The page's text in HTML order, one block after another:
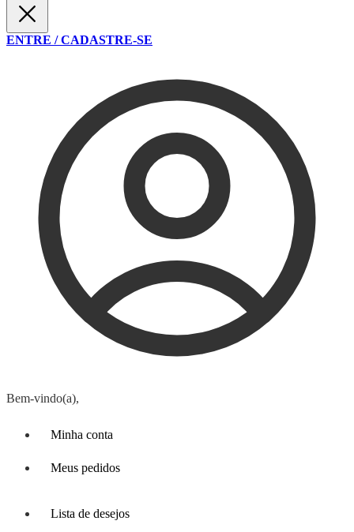
ENTRE / CADASTRE-SE
Bem-vindo(a),
Minha conta
Meus pedidos
Lista de desejos